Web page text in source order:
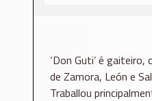
‘Don Guti’ é
de Zamora, León e
Traballou